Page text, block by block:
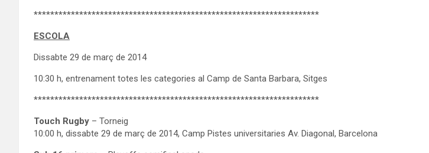
*********************************************************************
ESCOLA
Dissabte 29 de març de 2014
10:30 h, entrenament totes les categories al Camp de Santa Barbara, Sitges
*********************************************************************
Touch Rugby – Torneig
10:00 h, dissabte 29 de març de 2014, Camp Pistes universitaries Av. Diagonal, Barcelona